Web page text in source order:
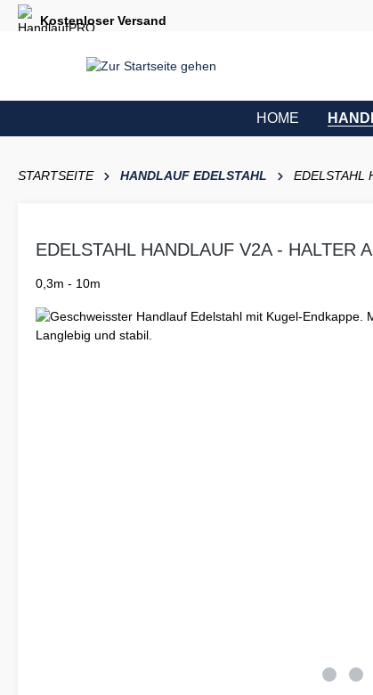
springen Zur Hauptnavigation springen
Kostenloser Versand
HOME
STARTSEITE HANDLAUF EDELSTAHL EDELSTAHL
EDELSTAHL HANDLAUF V2A - HALTER
0,3m - 10m